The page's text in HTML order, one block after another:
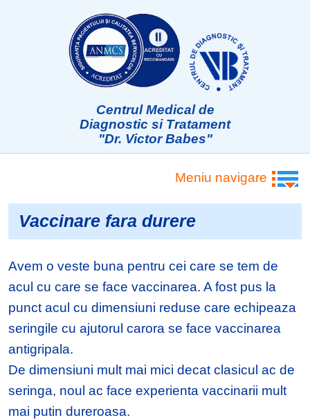
Centrul Medical de
Diagnostic si Tratament
"Dr. Victor Babes"
Meniu navigare
Vaccinare fara durere
Avem o veste buna pentru cei care se tem de
acul cu care se face vaccinarea. A fost pus la
punct acul cu dimensiuni reduse care echipeaza
seringile cu ajutorul carora se face vaccinarea
antigripala.
De dimensiuni mult mai mici decat clasicul ac de
seringa, noul ac face experienta vaccinarii mult
mai putin dureroasa.